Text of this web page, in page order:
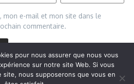
mon e-mail et mon site dans le
commentaire.
pour nous assurer que nous vous
sur notre site Web. Si vous
site, nous supposerons que vous en